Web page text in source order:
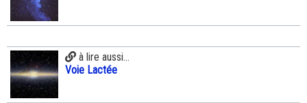
à lire aussi...
Voie Lactée